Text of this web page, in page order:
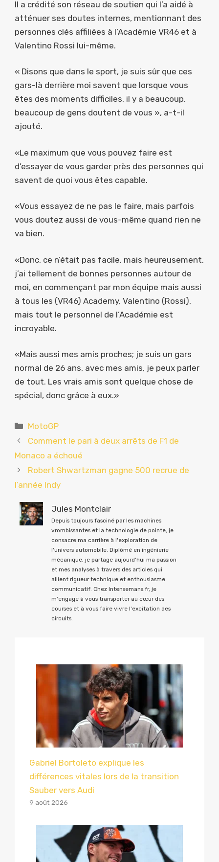
Il a crédité son réseau de soutien qui l’a aidé à
atténuer ses doutes internes, mentionnant des
personnes clés affiliées à l’Académie VR46 et à
Valentino Rossi lui-même.
« Disons que dans le sport, je suis sûr que ces
gars-là derrière moi savent que lorsque vous
êtes des moments difficiles, il y a beaucoup,
beaucoup de gens doutent de vous », a-t-il
ajouté.
«Le maximum que vous pouvez faire est
d’essayer de vous garder près des personnes qui
savent de quoi vous êtes capable.
«Vous essayez de ne pas le faire, mais parfois
vous doutez aussi de vous-même quand rien ne
va bien.
«Donc, ce n’était pas facile, mais heureusement,
j’ai tellement de bonnes personnes autour de
moi, en commençant par mon équipe mais aussi
à tous les (VR46) Academy, Valentino (Rossi),
mais tout le personnel de l’Académie est
incroyable.
«Mais aussi mes amis proches; je suis un gars
normal de 26 ans, avec mes amis, je peux parler
de tout. Les vrais amis sont quelque chose de
spécial, donc grâce à eux.»
Catégories
MotoGP
Comment le pari à deux arrêts de F1 de
Monaco a échoué
Robert Shwartzman gagne 500 recrue de
l’année Indy
Jules Montclair
Depuis toujours fasciné par les machines
vrombissantes et la technologie de pointe, je
consacre ma carrière à l'exploration de
l'univers automobile. Diplômé en ingénierie
mécanique, je partage aujourd'hui ma passion
et mes analyses à travers des articles qui
allient rigueur technique et enthousiasme
communicatif. Chez Intensemans.fr, je
m'engage à vous transporter au cœur des
courses et à vous faire vivre l'excitation des
circuits.
Gabriel Bortoleto explique les
différences vitales lors de la transition
Sauber vers Audi
9 août 2026